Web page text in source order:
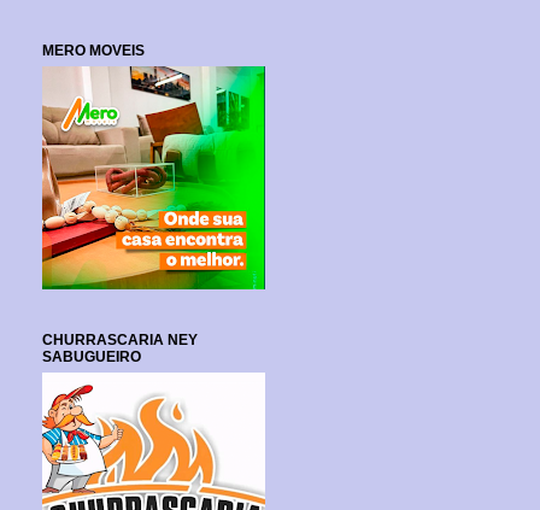
MERO MOVEIS
CHURRASCARIA NEY
SABUGUEIRO